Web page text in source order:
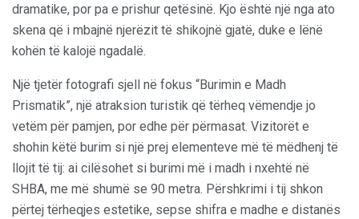
dramatike, por pa e prishur qetësinë. Kjo është një nga ato
skena që i mbajnë njerëzit të shikojnë gjatë, duke e lënë
kohën të kalojë ngadalë.
Një tjetër fotografi sjell në fokus “Burimin e Madh
Prismatik”, një atraksion turistik që tërheq vëmendje jo
vetëm për pamjen, por edhe për përmasat. Vizitorët e
shohin këtë burim si një prej elementeve më të mëdhenj të
llojit të tij: ai cilësohet si burimi më i madh i nxehtë në
SHBA, me më shumë se 90 metra. Përshkrimi i tij shkon
përtej tërheqjes estetike, sepse shifra e madhe e distanës